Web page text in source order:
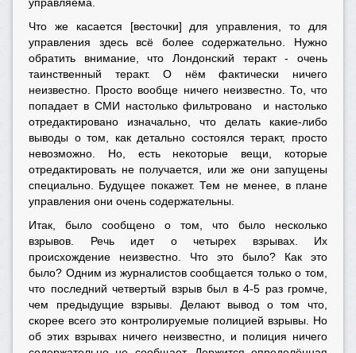
Что же касается [весточки] для управления, то для
управления здесь всё более содержательно. Нужно
обратить внимание, что Лондонский теракт - очень
таинственный теракт. О нём фактически ничего
неизвестно. Просто вообще ничего неизвестно. То, что
попадает в СМИ настолько фильтровано и настолько
отредактировано изначально, что делать какие-либо
выводы о том, как детально состоялся теракт, просто
невозможно. Но, есть некоторые вещи, которые
отредактировать не получается, или же они запущены
специально. Будущее покажет. Тем не менее, в плане
управления они очень содержательны.
Итак, было сообщено о том, что было несколько
взрывов. Речь идет о четырех взрывах. Их
происхождение неизвестно. Что это было? Как это
было? Одним из журналистов сообщается только о том,
что последний четвертый взрыв был в 4-5 раз громче,
чем предыдущие взрывы. Делают вывод о том что,
скорее всего это контролируемые полицией взрывы. Но
об этих взрывах ничего неизвестно, и полиция ничего